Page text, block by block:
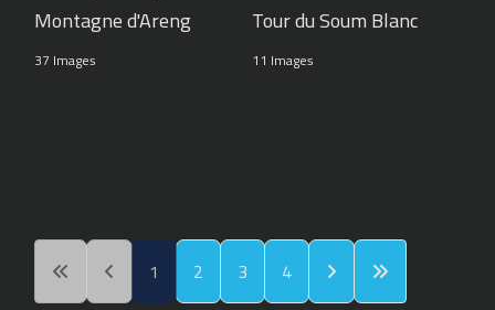
Montagne d'Areng
37 Images
Tour du Soum Blanc
11 Images
1 2 3 4